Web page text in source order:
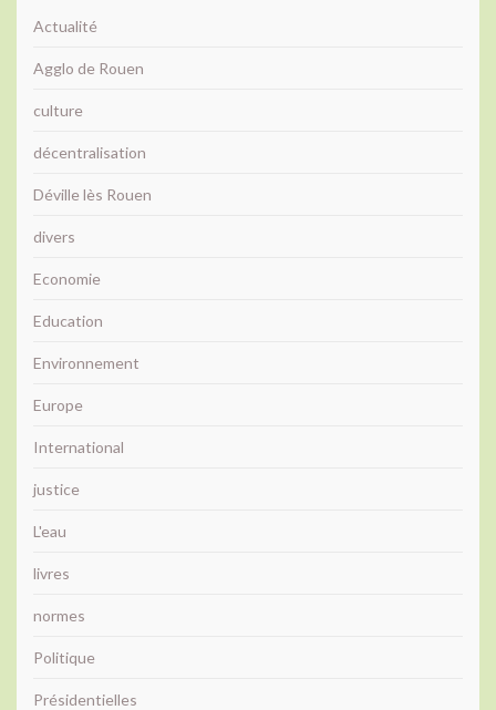
Actualité
Agglo de Rouen
culture
décentralisation
Déville lès Rouen
divers
Economie
Education
Environnement
Europe
International
justice
L'eau
livres
normes
Politique
Présidentielles